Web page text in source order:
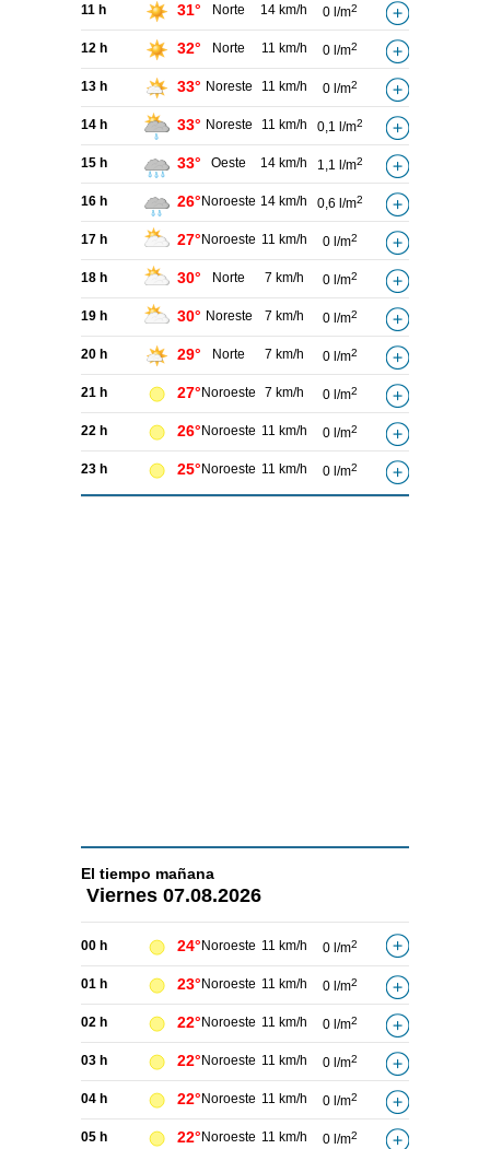
11 h 31° Norte 14 km/h 0 l/m2
12 h 32° Norte 11 km/h 0 l/m2
13 h 33° Noreste 11 km/h 0 l/m2
14 h 33° Noreste 11 km/h 0,1 l/m2
15 h 33° Oeste 14 km/h 1,1 l/m2
16 h 26° Noroeste 14 km/h 0,6 l/m2
17 h 27° Noroeste 11 km/h 0 l/m2
18 h 30° Norte 7 km/h 0 l/m2
19 h 30° Noreste 7 km/h 0 l/m2
20 h 29° Norte 7 km/h 0 l/m2
21 h 27° Noroeste 7 km/h 0 l/m2
22 h 26° Noroeste 11 km/h 0 l/m2
23 h 25° Noroeste 11 km/h 0 l/m2
El tiempo mañana
Viernes 07.08.2026
00 h 24° Noroeste 11 km/h 0 l/m2
01 h 23° Noroeste 11 km/h 0 l/m2
02 h 22° Noroeste 11 km/h 0 l/m2
03 h 22° Noroeste 11 km/h 0 l/m2
04 h 22° Noroeste 11 km/h 0 l/m2
05 h 22° Noroeste 11 km/h 0 l/m2